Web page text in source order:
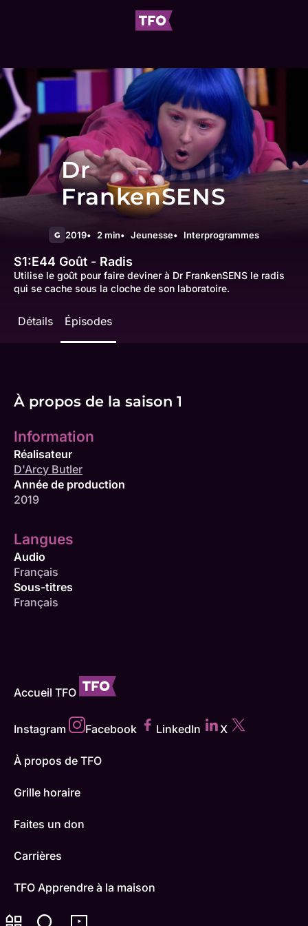
Dr
FrankenSENS
G 2019 2 min Jeunesse Interprogrammes
S1:E44 Goût - Radis
Utilise le goût pour faire deviner à Dr FrankenSENS le radis
qui se cache sous la cloche de son laboratoire.
Détails Épisodes
À propos de la saison 1
Information
Réalisateur
D'Arcy Butler
Année de production
2019
Langues
Audio
Français
Sous-titres
Français
Accueil TFO
Instagram Facebook LinkedIn X
À propos de TFO
Grille horaire
Faites un don
Carrières
TFO Apprendre à la maison
Comment nous capter